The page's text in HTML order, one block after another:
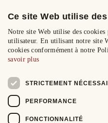
Ce site Web utilise
Notre site Web utilise des
utilisateur. En utilisant notre site
cookies conformément à notre
savoir plus
STRICTEMENT
PERFORMANCE
FONCTIONNALITÉ